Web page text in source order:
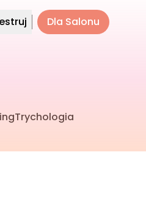
Dla Salonu
Trychologia